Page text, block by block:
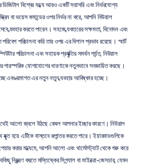
বিশ্বের মধ্যে আরও একটি সরাসরি এবং নির্ভরযোগ্য
বা ভয়েস কমান্ডের ওপর নির্ভর না করে, আপনি নিউরাল
ব্যবহার করতে পারেন। সহজে ব্যবহারের সক্ষমতা, বিনোদন এবং
পরিচালনা করি তার ওপর এর বিশাল প্রভাব রয়েছে। স্মার্ট
পরিচালনা এবং সহায়ক প্রযুক্তির সমর্থন পর্যন্ত, নিউরাল
পারস্পরিক যোগাযোগের ধারণাকে নতুনভাবে সংজ্ঞায়িত করছে।
এবং ক্রমাগত এর নতুন নতুন ব্যবহার আবিষ্কার হচ্ছে।
আলো জ্বলে উঠছে কেবল আপনার ইচ্ছার কারণে। নিউরাল
যুক্ত হয়ে এটিকে বাস্তবে রূপান্তর করতে পারে। ইয়ারবাডগুলিকে
করার মাধ্যমে, আপনি আলো এবং থার্মোস্ট্যাট থেকে শুরু করে
নিয়ন্ত্রণ করতে মস্তিষ্কের সিগন্যাল বা মাইক্রো-জেসচার, যেমন